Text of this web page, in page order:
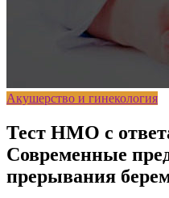
Акушерство и гинекология
Тест НМО с
Современные
прерывания